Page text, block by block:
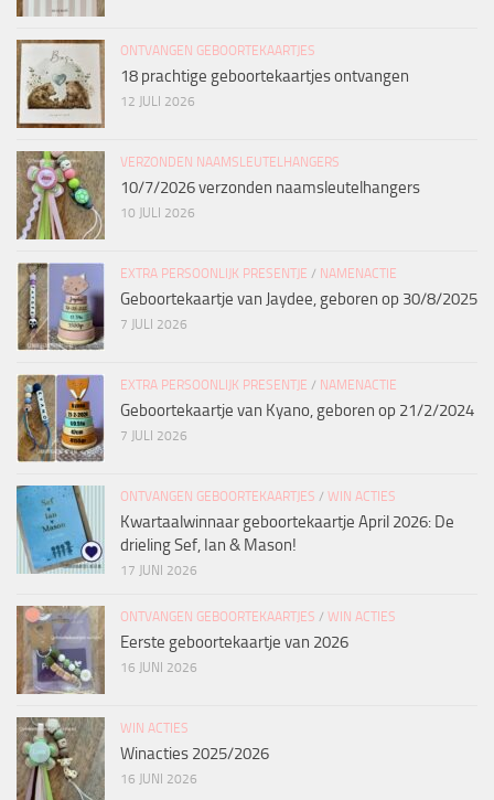
ONTVANGEN GEBOORTEKAARTJES
18 prachtige geboortekaartjes ontvangen
12 JULI 2026
VERZONDEN NAAMSLEUTELHANGERS
10/7/2026 verzonden naamsleutelhangers
10 JULI 2026
EXTRA PERSOONLIJK PRESENTJE / NAMENACTIE
Geboortekaartje van Jaydee, geboren op 30/8/2025
7 JULI 2026
EXTRA PERSOONLIJK PRESENTJE / NAMENACTIE
Geboortekaartje van Kyano, geboren op 21/2/2024
7 JULI 2026
ONTVANGEN GEBOORTEKAARTJES / WIN ACTIES
Kwartaalwinnaar geboortekaartje April 2026: De
drieling Sef, Ian & Mason!
17 JUNI 2026
ONTVANGEN GEBOORTEKAARTJES / WIN ACTIES
Eerste geboortekaartje van 2026
16 JUNI 2026
WIN ACTIES
Winacties 2025/2026
16 JUNI 2026